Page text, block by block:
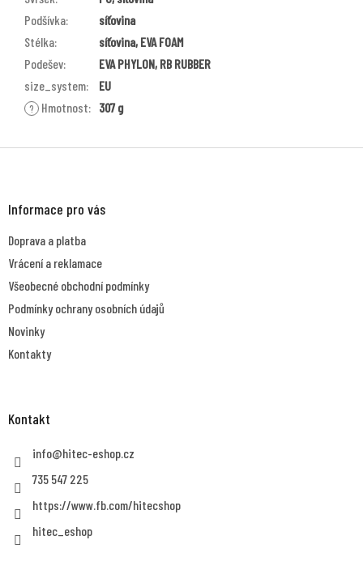
Podšívka:
síťovina
Stélka:
síťovina, EVA FOAM
Podešev:
EVA PHYLON, RB RUBBER
size_system: EU
? Hmotnost: 307 g
Informace pro vás
Doprava a platba
Vrácení a reklamace
Všeobecné obchodní podmínky
Podmínky ochrany osobních údajů
Novinky
Kontakty
Kontakt
info@hitec-eshop.cz
735 547 225
https://www.fb.com/hitecshop
hitec_eshop